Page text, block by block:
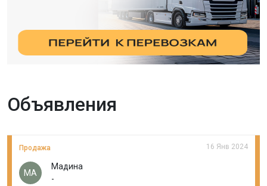
Объявления
Продажа 16 Янв 2024
МА
Мадина
-